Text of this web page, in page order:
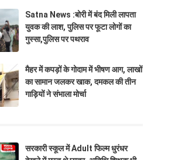
Satna News :बोरी में बंद मिली लापता
युवक की लाश, पुलिस पर फूटा लोगों का
गुस्सा,पुलिस पर पथराव
मैहर में कपड़ों के गोदाम में भीषण आग, लाखों
का सामान जलकर खाक, दमकल की तीन
गाड़ियों ने संभाला मोर्चा
सरकारी स्कूल में Adult फिल्म धुरंधर